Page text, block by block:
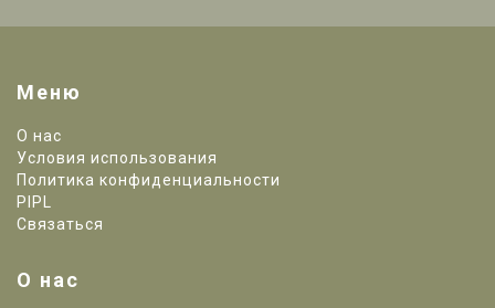
Меню
О нас
Условия использования
Политика конфиденциальности
PIPL
Связаться
О нас